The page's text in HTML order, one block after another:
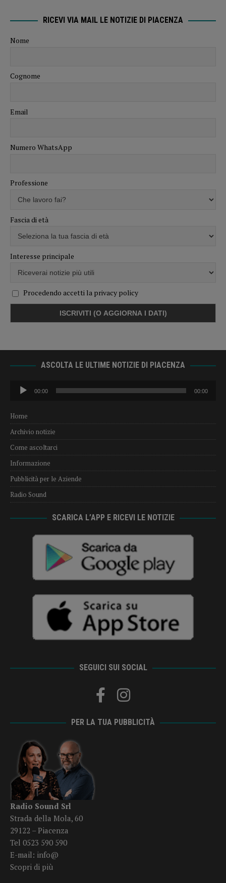
RICEVI VIA MAIL LE NOTIZIE DI PIACENZA
Nome
Cognome
Email
Numero WhatsApp
Professione
Fascia di età
Interesse principale
Procedendo accetti la privacy policy
ASCOLTA LE ULTIME NOTIZIE DI PIACENZA
Audio
Player
00:00 00:00
Home
Archivio notizie
Come ascoltarci
Informazione
Pubblicità per le Aziende
Radio Sound
SCARICA L’APP E RICEVI LE NOTIZIE
SEGUICI SUI SOCIAL
PER LA TUA PUBBLICITÀ
Radio Sound Srl
Strada della Mola, 60
29122 – Piacenza
Tel 0523 590 590
E-mail: info@
Scopri di più